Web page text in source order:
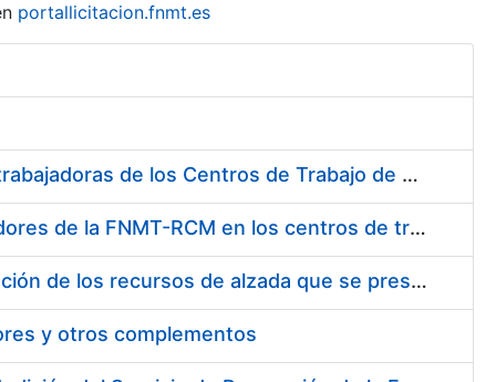
portallicitacion.fnmt.es
Suministro de Protectores Auditivos a medida para las personas trabajadoras de los Centros de Trabajo de Madrid y Burgos
Suministro de gafas graduadas antiproyecciones para los trabajadores de la FNMT-RCM en los centros de trabajo de Madrid y Burgos
Servicios de una empresa externa para el asesoramiento y resolución de los recursos de alzada que se presentan relacionados con procesos de selección para la FNMT-RCM
y otros complementos